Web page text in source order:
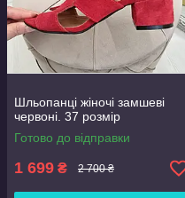
Шльопанці жіночі замшеві
червоні. 37 розмір
Готово до відправки
1 699 ₴ 2 700 ₴